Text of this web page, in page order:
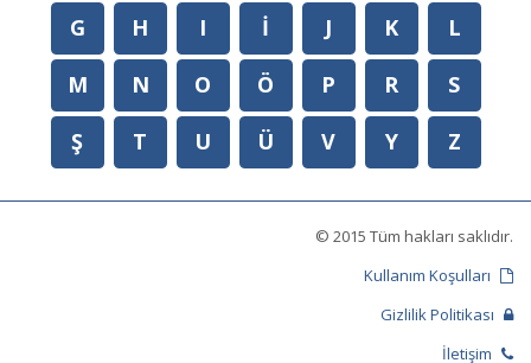
G
H I İ J K
L
M
N O Ö P R
S
Ş
T U Ü V Y Z
© 2015 Tüm hakları saklıdır.
Kullanım Koşulları
Gizlilik Politikası
İletişim